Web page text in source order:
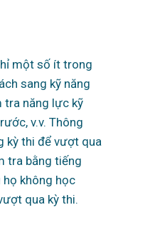
một số ít trong
sang kỹ năng
tra năng lực kỹ
v.v. Thông
kỳ thi để vượt qua
tra bằng tiếng
họ không học
qua kỳ thi.